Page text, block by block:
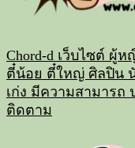
Chord-d เว็บไซต์ ผู้
ตี๋น้อย ตี๋ใหญ่ ศิลปิน นั
เก่ง มีความสามารถ
ติดตาม